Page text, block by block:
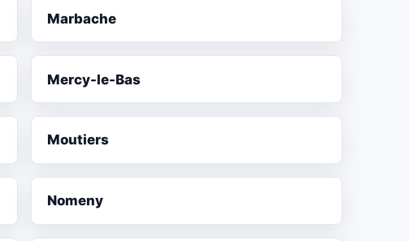
Marbache
Mercy-le-Bas
Moutiers
Nomeny